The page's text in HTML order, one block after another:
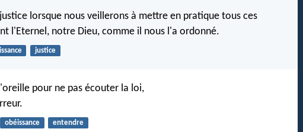
lorsque nous veillerons à mettre en pratique tous ces
l'Eternel, notre Dieu, comme il nous l'a ordonné.
justice
pour ne pas écouter la loi,
obéissance entendre